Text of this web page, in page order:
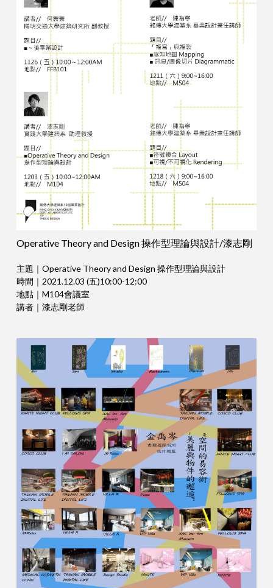
Operative Theory and Design 操作型理論與設計/漆志剛
主題｜Operative Theory and Design 操作型理論與設計
時間｜2021.12.03 (五)10:00-12:00
地點｜M104會議室
講者｜漆志剛老師